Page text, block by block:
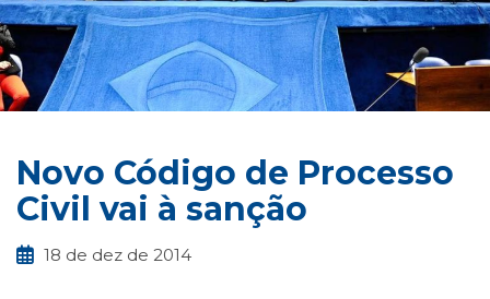
Novo Código de Processo
Civil vai à sanção
18 de dez de 2014